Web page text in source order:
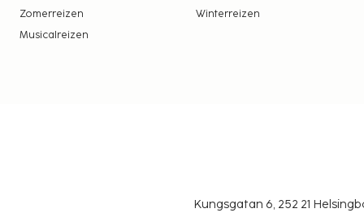
Deze lijst is mogelijk niet volledig. Toeslagen en
excl. btw en kunnen wijzigen.
Zomerreizen Winterreizen
Musicalreizen
Kungsgatan 6, 252 21